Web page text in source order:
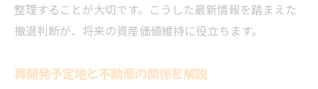
整理することが大切です。こうした最新情報を踏まえた
撤退判断が、将来の資産価値維持に役立ちます。
再開発予定地と不動産の関係を解説